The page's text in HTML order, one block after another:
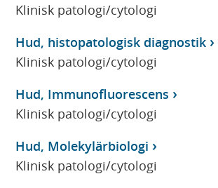
Klinisk patologi/cytologi
Hud, histopatologisk diagnostik
Klinisk patologi/cytologi
Hud, Immunofluorescens
Klinisk patologi/cytologi
Hud, Molekylärbiologi
Klinisk patologi/cytologi